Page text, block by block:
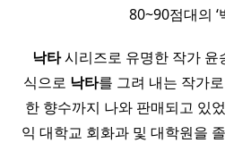
80~90점대의
낙타시리즈로 유명한 작가 윤
식으로 낙타를 그려 내는 작가
한 향수까지 나와 판매되고 있
익 대학교 회화과 및 대학원을